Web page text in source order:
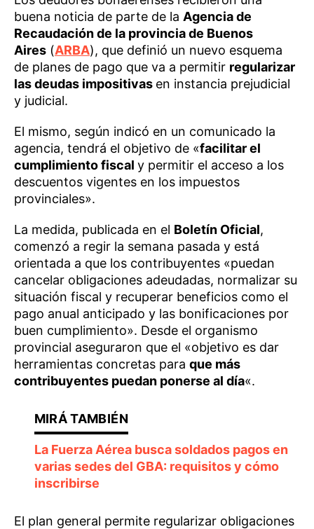
buena noticia de parte de la Agencia de
Recaudación de la provincia de Buenos
Aires (ARBA), que definió un nuevo esquema
de planes de pago que va a permitir regularizar
las deudas impositivas en instancia prejudicial
y judicial.
El mismo, según indicó en un comunicado la
agencia, tendrá el objetivo de «facilitar el
cumplimiento fiscal y permitir el acceso a los
descuentos vigentes en los impuestos
provinciales».
La medida, publicada en el Boletín Oficial,
comenzó a regir la semana pasada y está
orientada a que los contribuyentes «puedan
cancelar obligaciones adeudadas, normalizar su
situación fiscal y recuperar beneficios como el
pago anual anticipado y las bonificaciones por
buen cumplimiento». Desde el organismo
provincial aseguraron que el «objetivo es dar
herramientas concretas para que más
contribuyentes puedan ponerse al día«.
La Fuerza Aérea busca soldados pagos en
varias sedes del GBA: requisitos y cómo
inscribirse
El plan general permite regularizar obligaciones